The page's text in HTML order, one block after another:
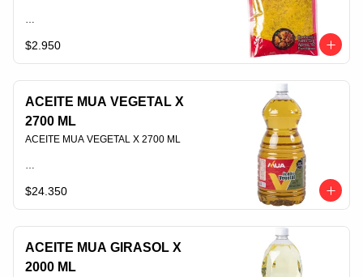
$2.950
ACEITE MUA VEGETAL X
2700 ML
ACEITE MUA VEGETAL X 2700 ML
$24.350
ACEITE MUA GIRASOL X
2000 ML